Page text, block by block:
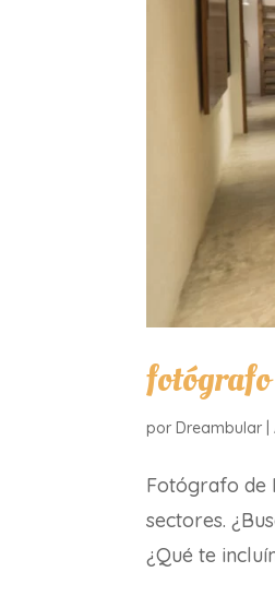
porDreambular |
Fotógrafo de
sectores.
¿Qué te